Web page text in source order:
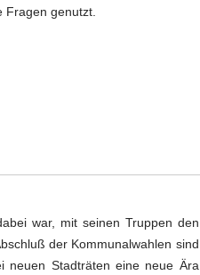
Fragen genutzt.
war, mit seinen Truppen den
der Kommunalwahlen sind
neuen Stadträten eine neue Ära